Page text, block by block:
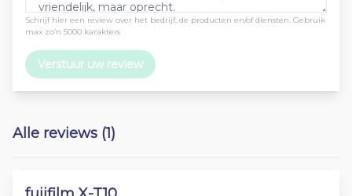
Schrijf hier een review over het bedrijf, de producten en/of diensten. Gebruik
max zo’n 5000 karakters
Verstuur uw review
Alle reviews (1)